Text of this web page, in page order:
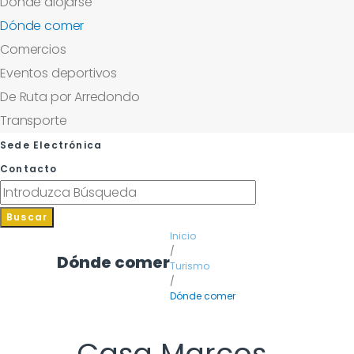
Dónde comer
Comercios
Eventos deportivos
De Ruta por Arredondo
Transporte
Sede Electrónica
Contacto
Buscar
Dónde comer
Inicio
/
Turismo
/
Dónde comer